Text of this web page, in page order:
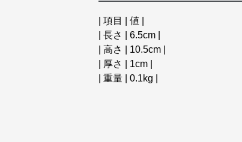
| 項目 | 値 |
| 長さ | 6.5cm |
| 高さ | 10.5cm |
| 厚さ | 1cm |
| 重量 | 0.1kg |